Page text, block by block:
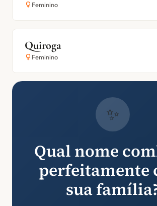
Feminino
Quiroga
Feminino
✨
Qual nome
perfeitamente
sua